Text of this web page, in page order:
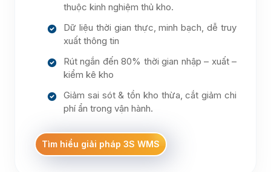
thuộc kinh nghiệm thủ kho.
Dữ liệu thời gian thực, minh bạch, dễ truy
xuất thông tin
Rút ngắn đến 80% thời gian nhập – xuất –
kiểm kê kho
Giảm sai sót & tồn kho thừa, cắt giảm chi
phí ẩn trong vận hành.
Tìm hiểu giải pháp 3S WMS